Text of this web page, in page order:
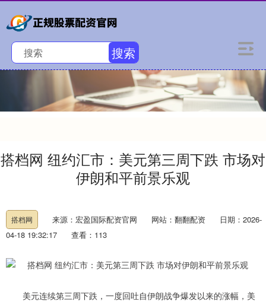
搜索
搭档网 纽约汇市：美元第三周下跌 市场对
伊朗和平前景乐观
搭档网 来源：宏盈国际配资官网 网站：翻翻配资
日期：2026-
04-18 19:32:17
查看：113
美元连续第三周下跌，一度回吐自伊朗战争爆发以来的涨幅，美